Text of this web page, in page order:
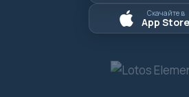
Скачайте в
App Store